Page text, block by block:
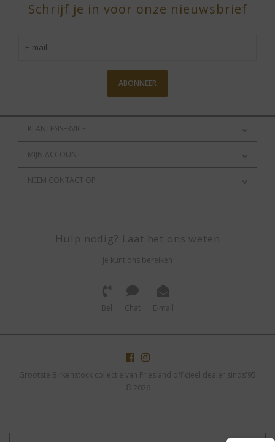
Schrijf je in voor onze nieuwsbrief
ABONNEER
KLANTENSERVICE
MIJN ACCOUNT
NEEM CONTACT OP
Hulp nodig? Laat het ons weten
Je kunt ons bereiken
Bel Chat E-mail
Grootste Birkenstock collectie van Friesland officieel dealer sinds'95
© 2026